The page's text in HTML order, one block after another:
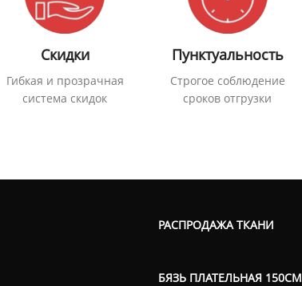
Скидки
Гибкая и прозрачная
система скидок
Пунктуальность
Строгое соблюдение
сроков отгрузки
РАСПРОДАЖА ТКАНИ
БЯЗЬ ПЛАТЕЛЬНАЯ 150СМ